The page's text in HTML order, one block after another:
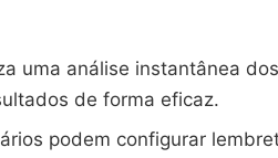
uma análise instantânea
de forma eficaz.
podem configurar